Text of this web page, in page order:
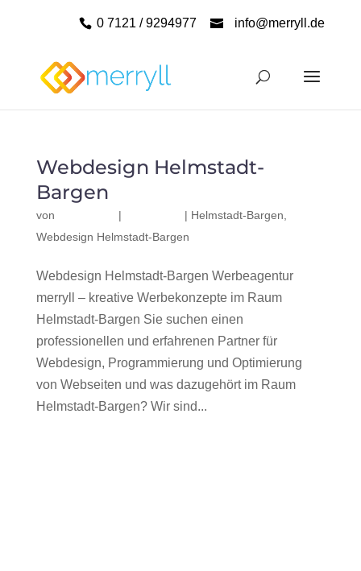
0 7121 / 9294977 info@merryll.de
Webdesign Helmstadt-
Bargen
von | | Helmstadt-Bargen
Webdesign Helmstadt-Bargen
Webdesign Helmstadt-Bargen Werbeagentur
merryll – kreative Werbekonzepte im Raum
Helmstadt-Bargen Sie suchen einen
professionellen und erfahrenen Partner für
Webdesign, Programmierung und Optimierung
von Webseiten und was dazugehört im Raum
Helmstadt-Bargen? Wir sind...